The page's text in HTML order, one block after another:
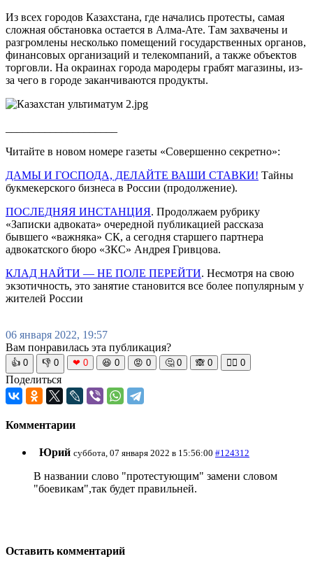
Из всех городов Казахстана, где начались протесты, самая
сложная обстановка остается в Алма-Ате. Там захвачены и
разгромлены несколько помещений государственных органов,
финансовых организаций и телекомпаний, а также объектов
торговли. На окраинах города мародеры грабят магазины, из-
за чего в городе заканчиваются продукты.
Читайте в новом номере газеты «Совершенно секретно»:
ДАМЫ И ГОСПОДА, ДЕЛАЙТЕ ВАШИ СТАВКИ! Тайны
букмекерского бизнеса в России (продолжение).
ПОСЛЕДНЯЯ ИНСТАНЦИЯ. Продолжаем рубрику
«Записки адвоката» очередной публикацией рассказа
бывшего «важняка» СК, а сегодня старшего партнера
адвокатского бюро «ЗКС» Андрея Гривцова.
КЛАД НАЙТИ — НЕ ПОЛЕ ПЕРЕЙТИ. Несмотря на свою
экзотичность, это занятие становится все более популярным у
жителей России
06 января 2022, 19:57
Вам понравилась эта публикация?
👍 0 👎 0 ❤ 0 😆 0 😡 0 🤔 0 🙈 0 🧘‍♀️ 0
Поделиться
Комментарии
Юрий суббота, 07 января 2022 в 15:56:00 #124312
В названии слово "протестующим" замени словом
"боевикам",так будет правильней.
Оставить комментарий